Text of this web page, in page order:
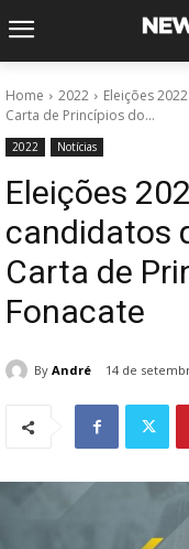
Home 2022
Eleições
Carta de Princípios do...
2022 Notícias
Eleições
candidatos
Carta de
Fonacate
By André 14 de